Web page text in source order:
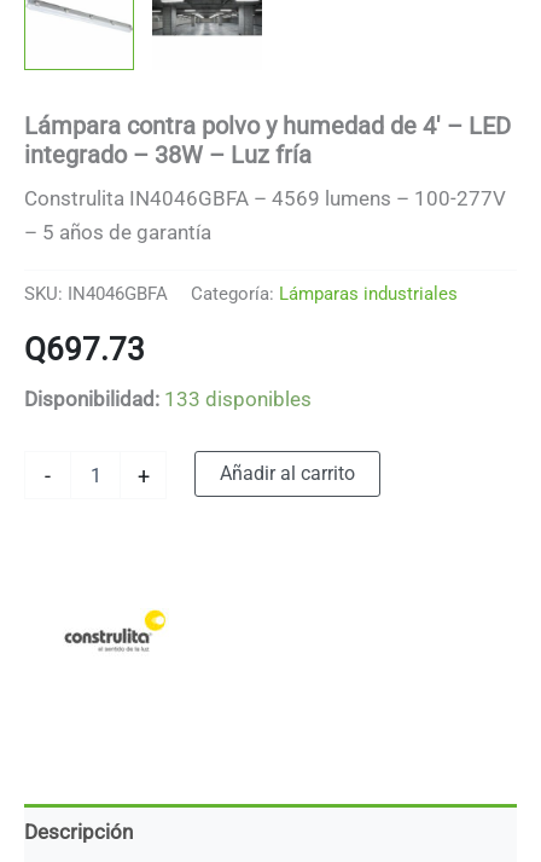
Lámpara contra polvo y humedad de 4′ – LED
integrado – 38W – Luz fría
Construlita IN4046GBFA – 4569 lumens – 100-277V
– 5 años de garantía
SKU: IN4046GBFA Categoría: Lámparas industriales
Q697.73
Disponibilidad: 133 disponibles
-
fría
cantidad
+ Añadir al carrito
Descripción